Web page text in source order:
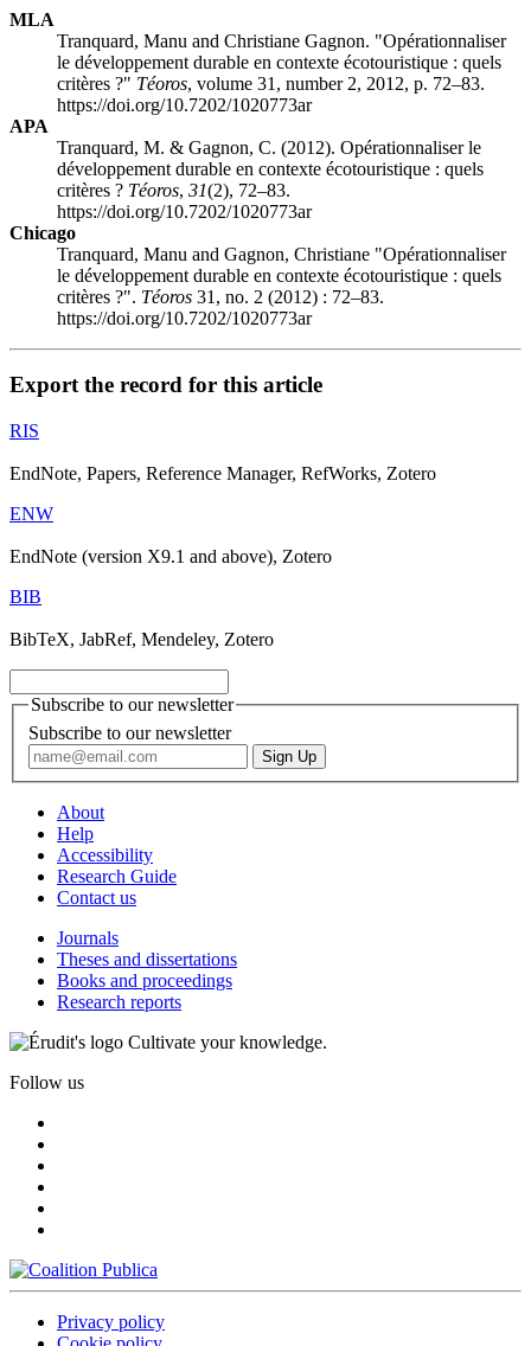
MLA
Tranquard, Manu and Christiane Gagnon. "Opérationnaliser
le développement durable en contexte écotouristique : quels
critères ?" Téoros, volume 31, number 2, 2012, p. 72–83.
https://doi.org/10.7202/1020773ar
APA
Tranquard, M. & Gagnon, C. (2012). Opérationnaliser le
développement durable en contexte écotouristique : quels
critères ? Téoros, 31(2), 72–83.
https://doi.org/10.7202/1020773ar
Chicago
Tranquard, Manu and Gagnon, Christiane "Opérationnaliser
le développement durable en contexte écotouristique : quels
critères ?". Téoros 31, no. 2 (2012) : 72–83.
https://doi.org/10.7202/1020773ar
Export the record for this article
RIS
EndNote, Papers, Reference Manager, RefWorks, Zotero
ENW
EndNote (version X9.1 and above), Zotero
BIB
BibTeX, JabRef, Mendeley, Zotero
Subscribe to our newsletter
Subscribe to our newsletter
About
Help
Accessibility
Research Guide
Contact us
Journals
Theses and dissertations
Books and proceedings
Research reports
Cultivate your knowledge.
Follow us
Privacy policy